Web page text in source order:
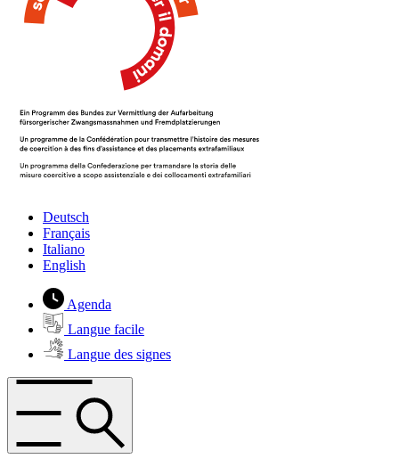
Deutsch
Français
Italiano
English
Agenda
Langue facile
Langue des signes